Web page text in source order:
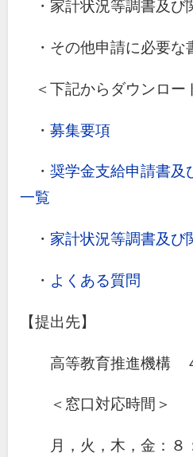
・家計状況等調書及び
・その他申請に必要な
＜下記からダウンロー
・ 募集要項
・ 奨学金支給申請書及
一覧
・ 家計状況等調書及び
・ よくある質問
【提出先】
高等教育推進機構
＜窓口対応時間＞
月，火，木，金：８